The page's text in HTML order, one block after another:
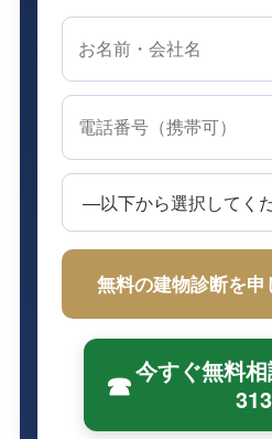
☎今すぐ無料